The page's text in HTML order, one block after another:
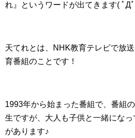
れ』というワードが出てきます( ﾟД
天てれとは、NHK教育テレビで放
育番組のことです！
1993年から始まった番組で、番組
生ですが、大人も子供と一緒にな
があります♪